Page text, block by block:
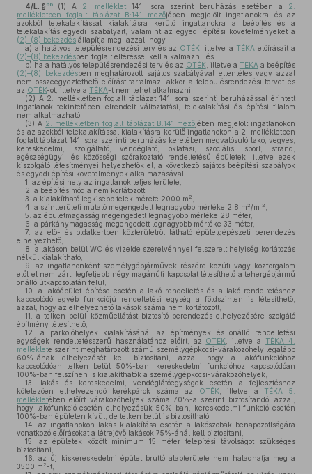
4/L. § 66 (1) A 2. melléklet 141. sora szerint beruházás esetében a 2.
mellékletben foglalt táblázat B:141 mezőjében megjelölt ingatlanokra és az
azokból telekalakítással kialakításra kerülő ingatlanokra a beépítés és a
telekalakítás egyedi szabályait, valamint az egyedi építési követelményeket a
(2)–(8) bekezdés állapítja meg, azzal, hogy
a) a hatályos településrendezési terv és az OTÉK , illetve a TÉKA előírásait a
(2)–(8) bekezdésben foglalt eltéréssel kell alkalmazni, és
b) ha a hatályos településrendezési terv és az OTÉK , illetve a TÉKA a beépítés
(2)–(8) bekezdésben meghatározott sajátos szabályával ellentétes vagy azzal
nem összeegyeztethető előírást tartalmaz, akkor a településrendezési tervet és
az OTÉK-ot, illetve a TÉKA-t nem lehet alkalmazni.
(2) A 2. mellékletben foglalt táblázat 141. sora szerinti beruházással érintett
ingatlanok tekintetében elrendelt változtatási, telekalakítási és építési tilalom
nem alkalmazható.
(3) A 2. mellékletben foglalt táblázat B:141 mezőjében megjelölt ingatlanokon
és az azokból telekalakítással kialakításra kerülő ingatlanokon a 2. mellékletben
foglalt táblázat 141. sora szerinti beruházás keretében megvalósuló lakó, vegyes,
kereskedelmi, szolgáltató, vendéglátó, oktatási, szociális, sport, strand,
egészségügyi, és közösségi szórakoztató rendeltetésű épületek, illetve ezek
kiszolgáló létesítményei helyezhetők el, a következő sajátos beépítési szabályok
és egyedi építési követelmények alkalmazásával:
1. az építési hely az ingatlanok teljes területe,
2. a beépítés módja nem korlátozott,
3. a kialakítható legkisebb telek mérete 2000 m 2
4. a szintterületi mutató megengedett legnagyobb mértéke 2,8 m 2 /m 2
5. az épületmagasság megengedett legnagyobb mértéke 28 méter,
6. a párkánymagasság megengedett legnagyobb mértéke 33 méter,
7.
az elő- és oldalkertben közterületről látható épületgépészeti berendezés
elhelyezhető,
8.
a lakáson belül WC és vizelde szerelvénnyel felszerelt helyiség korlátozás
nélkül kialakítható,
9.
az ingatlanonként személygépjárművek részére közúti vagy közforgalom
elől el nem zárt, legfeljebb négy magánúti kapcsolat létesíthető a tehergépjármű
önálló útkapcsolatán felül,
10.
a lakóépület építése esetén a lakó rendeltetés és a lakó rendeltetéshez
kapcsolódó egyéb funkciójú rendeltetési egység a földszinten is létesíthető,
azzal, hogy az elhelyezhető lakások száma nem korlátozott,
11.
a telken belül közműellátást biztosító berendezés elhelyezésére szolgáló
építmény létesíthető,
12.
a parkolóhelyek kialakításánál az építmények és önálló rendeltetési
egységek rendeltetésszerű használatához előírt, az OTÉK , illetve a TÉKA 4.
melléklete szerint meghatározott számú személygépkocsi-várakozóhely legalább
60%-ának elhelyezését kell biztosítani, azzal, hogy a lakófunkcióhoz
kapcsolódóan telken belül 50%-ban, kereskedelmi funkcióhoz kapcsolódóan
100%-ban felszínen is kialakíthatók a személygépkocsi-várakozóhelyek,
13.
lakás és kereskedelmi, vendéglátóegységek esetén a fejlesztéshez
kötelezően elhelyezendő kerékpárok száma az
OTÉK , illetve a TÉKA 5.
mellékletében előírt várakozóhelyek száma 70%-a szerint biztosítandó, azzal,
hogy lakófunkció esetén elhelyezésük 50%-ban, kereskedelmi funkció esetén
100%-ban épületen kívül, de telken belül is biztosítható,
14.
az ingatlanokon lakás kialakítása esetén a lakószobák benapozottságára
vonatkozó előírásokat a létrejövő lakások 75%-ánál kell biztosítani,
15.
az épületek között minimum 15 méter telepítési távolságot szükséges
biztosítani,
16.
az új kiskereskedelmi épület bruttó alapterülete nem haladhatja meg a
3500 m 2-t,